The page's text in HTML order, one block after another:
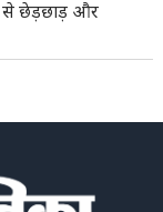
से छेड़छाड़ और